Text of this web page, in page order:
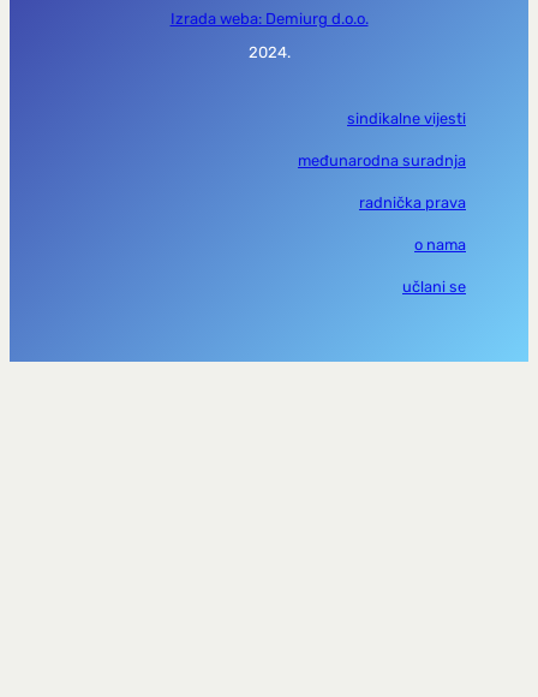
Izrada weba: Demiurg d.o.o.
2024.
sindikalne vijesti
međunarodna suradnja
radnička prava
o nama
učlani se